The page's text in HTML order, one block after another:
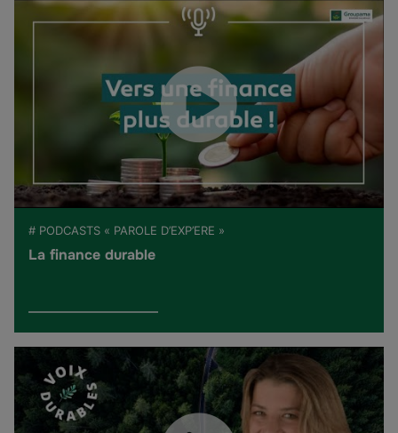
# PODCASTS « PAROLE D’EXP’ERE »
La finance durable